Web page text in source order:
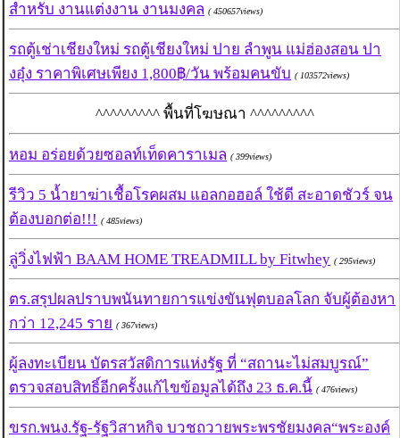
สำหรับ งานแต่งงาน งานมงคล ( 450657views)
รถตู้เช่าเชียงใหม่ รถตู้เชียงใหม่ ปาย ลำพูน แม่ฮ่องสอน ปา
งอุ๋ง ราคาพิเศษเพียง 1,800฿/วัน พร้อมคนขับ ( 103572views)
^^^^^^^^^ พื้นที่โฆษณา ^^^^^^^^^
หอม อร่อยด้วยซอลท์เท็ดคาราเมล ( 399views)
รีวิว 5 น้ำยาฆ่าเชื้อโรคผสม แอลกอฮอล์ ใช้ดี สะอาดชัวร์ จน
ต้องบอกต่อ!!! ( 485views)
ลู่วิ่งไฟฟ้า BAAM HOME TREADMILL by Fitwhey ( 295views)
ตร.สรุปผลปราบพนันทายการแข่งขันฟุตบอลโลก จับผู้ต้องหา
กว่า 12,245 ราย ( 367views)
ผู้ลงทะเบียน บัตรสวัสดิการแห่งรัฐ ที่ “สถานะไม่สมบูรณ์”
ตรวจสอบสิทธิ์อีกครั้งแก้ไขข้อมูลได้ถึง 23 ธ.ค.นี้ ( 476views)
ขรก.พนง.รัฐ-รัฐวิสาหกิจ บวชถวายพระพรชัยมงคล“พระองค์